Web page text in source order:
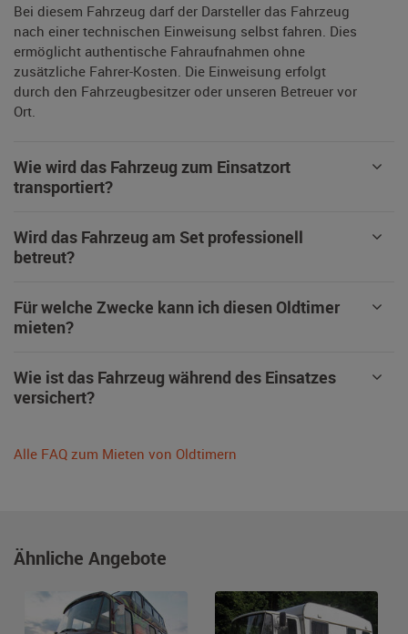
Bei diesem Fahrzeug darf der Darsteller das Fahrzeug
nach einer technischen Einweisung selbst fahren. Dies
ermöglicht authentische Fahraufnahmen ohne
zusätzliche Fahrer-Kosten. Die Einweisung erfolgt
durch den Fahrzeugbesitzer oder unseren Betreuer vor
Ort.
Wie wird das Fahrzeug zum Einsatzort
transportiert?
Wird das Fahrzeug am Set professionell
betreut?
Für welche Zwecke kann ich diesen Oldtimer
mieten?
Wie ist das Fahrzeug während des Einsatzes
versichert?
Alle FAQ zum Mieten von Oldtimern
Ähnliche Angebote